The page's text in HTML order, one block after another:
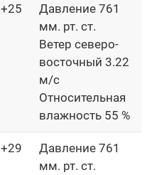
+25
Давление 761
мм. рт. ст.
Ветер северо-
восточный 3.22
м/с
Относительная
влажность 55 %
+29
Давление 761
мм. рт. ст.